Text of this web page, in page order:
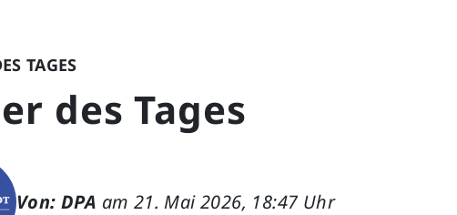
TAGES
des Tages
Von: DPA am 21. Mai 2026, 18:47 Uhr